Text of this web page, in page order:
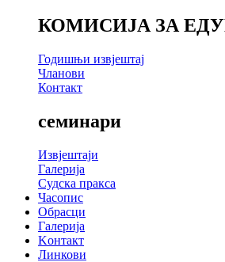
КОМИСИЈА ЗА
Годишњи извјештај
Чланови
Контакт
семинари
Извјештаји
Галерија
Судска пракса
Часопис
Обрасци
Галерија
Kонтакт
Линкови